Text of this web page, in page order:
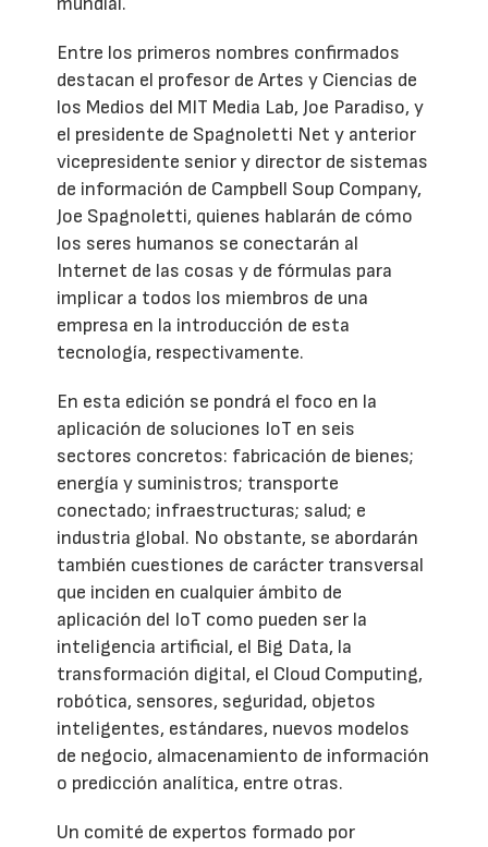
Entre los primeros nombres confirmados
destacan el profesor de Artes y Ciencias de
los Medios del MIT Media Lab, Joe Paradiso, y
el presidente de Spagnoletti Net y anterior
vicepresidente senior y director de sistemas
de información de Campbell Soup Company,
Joe Spagnoletti, quienes hablarán de cómo
los seres humanos se conectarán al
Internet de las cosas y de fórmulas para
implicar a todos los miembros de una
empresa en la introducción de esta
tecnología, respectivamente.
En esta edición se pondrá el foco en la
aplicación de soluciones IoT en seis
sectores concretos: fabricación de bienes;
energía y suministros; transporte
conectado; infraestructuras; salud; e
industria global. No obstante, se abordarán
también cuestiones de carácter transversal
que inciden en cualquier ámbito de
aplicación del IoT como pueden ser la
inteligencia artificial, el Big Data, la
transformación digital, el Cloud Computing,
robótica, sensores, seguridad, objetos
inteligentes, estándares, nuevos modelos
de negocio, almacenamiento de información
o predicción analítica, entre otras.
Un comité de expertos formado por